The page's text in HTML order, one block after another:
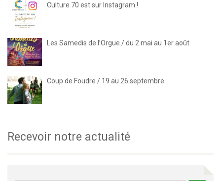
Culture 70 est sur Instagram !
Les Samedis de l’Orgue / du 2 mai au 1er août
Coup de Foudre / 19 au 26 septembre
Recevoir notre actualité